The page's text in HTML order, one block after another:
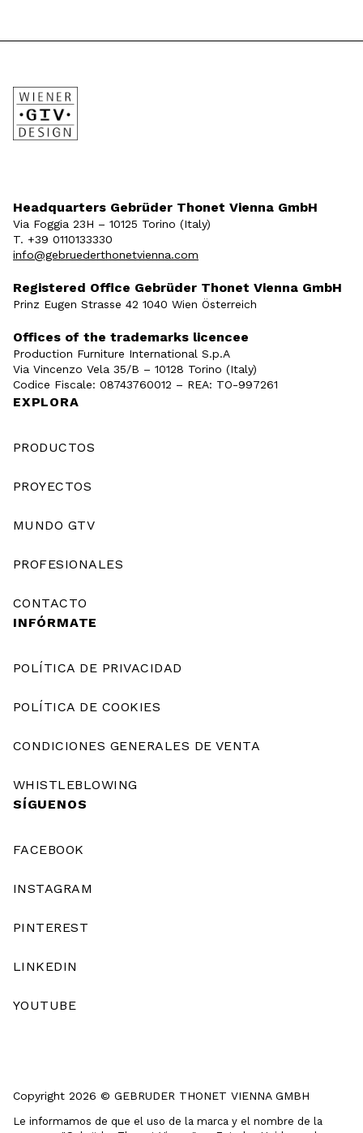
Headquarters Gebrüder Thonet Vienna GmbH
Via Foggia 23H – 10125 Torino (Italy)
T. +39 0110133330
info@gebruederthonetvienna.com
Registered Office Gebrüder Thonet Vienna GmbH
Prinz Eugen Strasse 42 1040 Wien Österreich
Offices of the trademarks licencee
Production Furniture International S.p.A
Via Vincenzo Vela 35/B – 10128 Torino (Italy)
Codice Fiscale: 08743760012 – REA: TO-997261
EXPLORA
PRODUCTOS
PROYECTOS
MUNDO GTV
PROFESIONALES
CONTACTO
INFÓRMATE
POLÍTICA DE PRIVACIDAD
POLÍTICA DE COOKIES
CONDICIONES GENERALES DE VENTA
WHISTLEBLOWING
SÍGUENOS
FACEBOOK
INSTAGRAM
PINTEREST
LINKEDIN
YOUTUBE
Copyright 2026 © GEBRUDER THONET VIENNA GMBH
Le informamos de que el uso de la marca y el nombre de la